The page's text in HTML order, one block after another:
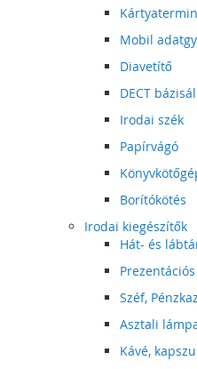
Mobil
Diavetítő
DECT
Irodai szék
Papírvágó
Borítókötés
Irodai kiegészítők
Hát- és
Széf,
Asztali
Kávé,